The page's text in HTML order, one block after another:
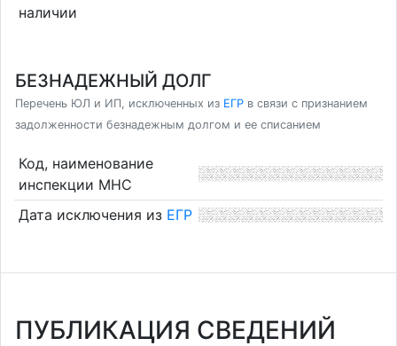
наличии
БЕЗНАДЕЖНЫЙ ДОЛГ
Перечень ЮЛ и ИП, исключенных из ЕГР в связи с признанием
задолженности безнадежным долгом и ее списанием
Код, наименование
инспекции МНС
Дата исключения из ЕГР
ПУБЛИКАЦИЯ СВЕДЕНИЙ